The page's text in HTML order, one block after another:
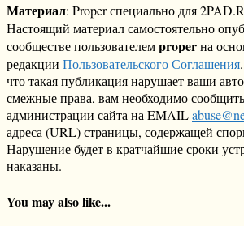
Материал: Proper специально для
Настоящий материал самостоятельно
сообществе пользователемproperна
редакции Пользовательского Соглашения
что такая публикация нарушает ваши
смежные права, вам необходимо
администрации сайта на EMAIL
адреса (URL) страницы, содержащей
Нарушение будет в кратчайшие сроки
наказаны.
You may also like...